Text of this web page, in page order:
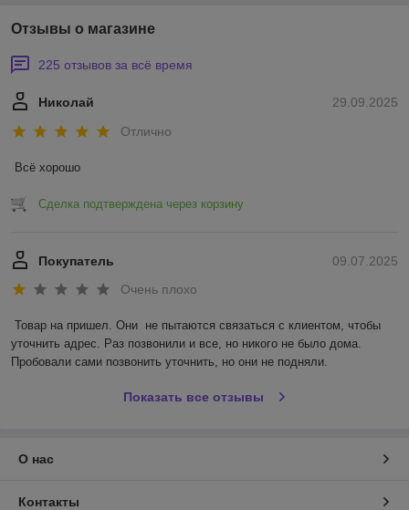
Отзывы о магазине
225 отзывов за всё время
29.09.2025
Николай
Отлично
Всё хорошо
Сделка подтверждена через корзину
09.07.2025
Покупатель
Очень плохо
Товар на пришел. Они  не пытаются связаться с клиентом, чтобы
уточнить адрес. Раз позвонили и все, но никого не было дома.
Пробовали сами позвонить уточнить, но они не подняли.
Показать все отзывы
О нас
Контакты